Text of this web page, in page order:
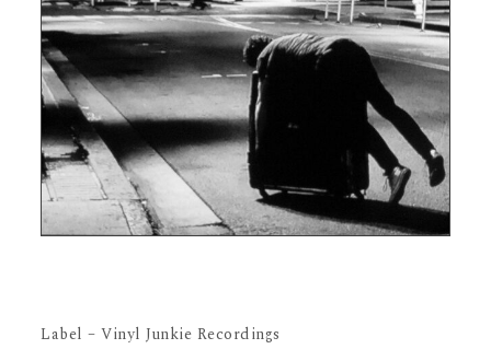
Label – Vinyl Junkie Recordings